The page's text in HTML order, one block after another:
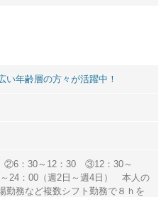
年齢層の方々が活躍中！
：30～12：30 ③12：30～
24：00（週2日～週4日） 本人の
勤務など複数シフト勤務で８ｈを